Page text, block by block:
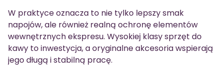
W praktyce oznacza to nie tylko lepszy smak
napojów, ale również realną ochronę elementów
wewnętrznych ekspresu. Wysokiej klasy sprzęt do
kawy to inwestycja, a oryginalne akcesoria wspierają
jego długą i stabilną pracę.